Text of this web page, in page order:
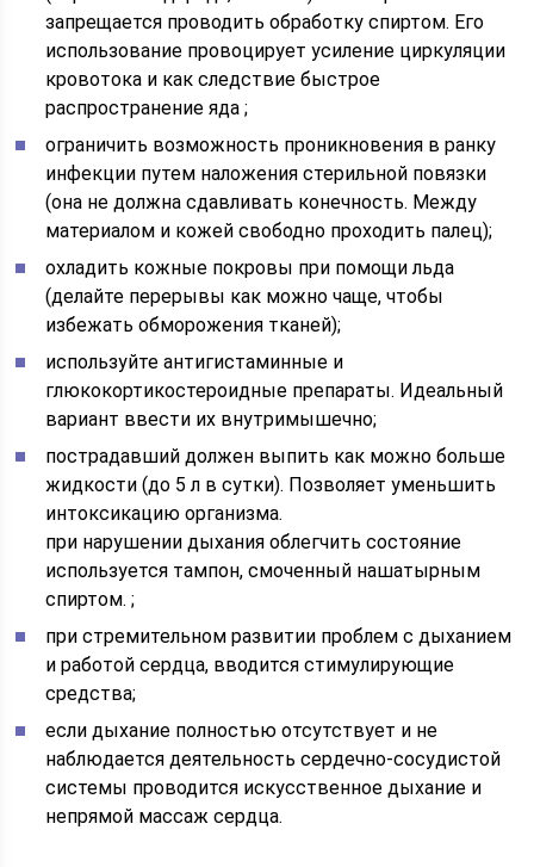
запрещается проводить обработку спиртом. Его
использование провоцирует усиление циркуляции
кровотока и как следствие быстрое
распространение яда ;
ограничить возможность проникновения в ранку
инфекции путем наложения стерильной повязки
(она не должна сдавливать конечность. Между
материалом и кожей свободно проходить палец);
охладить кожные покровы при помощи льда
(делайте перерывы как можно чаще, чтобы
избежать обморожения тканей);
используйте антигистаминные и
глюкокортикостероидные препараты. Идеальный
вариант ввести их внутримышечно;
пострадавший должен выпить как можно больше
жидкости (до 5 л в сутки). Позволяет уменьшить
интоксикацию организма.
при нарушении дыхания облегчить состояние
используется тампон, смоченный нашатырным
спиртом. ;
при стремительном развитии проблем с дыханием
и работой сердца, вводится стимулирующие
средства;
если дыхание полностью отсутствует и не
наблюдается деятельность сердечно-сосудистой
системы проводится искусственное дыхание и
непрямой массаж сердца.